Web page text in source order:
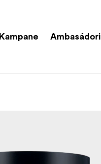
Kampane Ambasádori